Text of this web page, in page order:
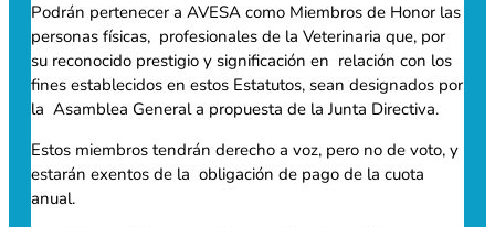
Podrán pertenecer a AVESA como Miembros de Honor las
personas físicas, profesionales de la Veterinaria que, por
su reconocido prestigio y significación en relación con los
fines establecidos en estos Estatutos, sean designados por
la Asamblea General a propuesta de la Junta Directiva.
Estos miembros tendrán derecho a voz, pero no de voto, y
estarán exentos de la obligación de pago de la cuota
anual.